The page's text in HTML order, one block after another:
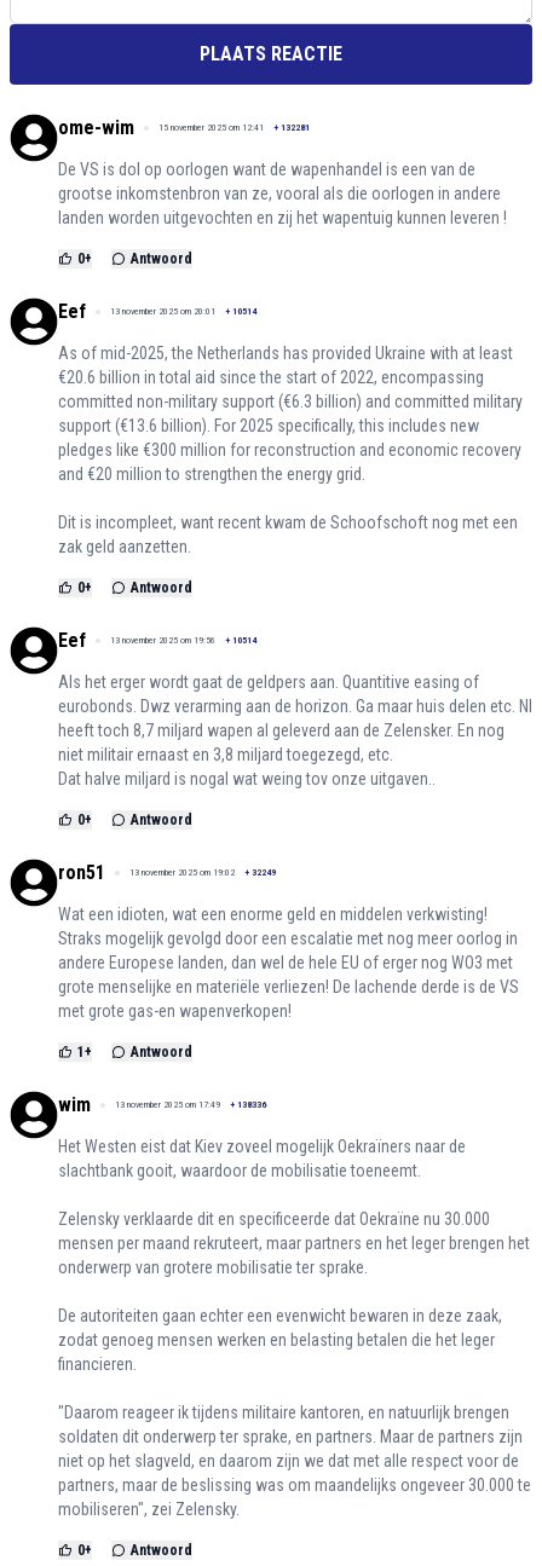
PLAATS REACTIE
ome-wim 15 november 2025 om 12:41 + 132281
De VS is dol op oorlogen want de wapenhandel is een van de
grootse inkomstenbron van ze, vooral als die oorlogen in andere
landen worden uitgevochten en zij het wapentuig kunnen leveren !
0+ Antwoord
Eef 13 november 2025 om 20:01 + 10514
As of mid-2025, the Netherlands has provided Ukraine with at least
€20.6 billion in total aid since the start of 2022, encompassing
committed non-military support (€6.3 billion) and committed military
support (€13.6 billion). For 2025 specifically, this includes new
pledges like €300 million for reconstruction and economic recovery
and €20 million to strengthen the energy grid.
Dit is incompleet, want recent kwam de Schoofschoft nog met een
zak geld aanzetten.
0+ Antwoord
Eef 13 november 2025 om 19:56 + 10514
Als het erger wordt gaat de geldpers aan. Quantitive easing of
eurobonds. Dwz verarming aan de horizon. Ga maar huis delen etc. Nl
heeft toch 8,7 miljard wapen al geleverd aan de Zelensker. En nog
niet militair ernaast en 3,8 miljard toegezegd, etc.
Dat halve miljard is nogal wat weing tov onze uitgaven..
0+ Antwoord
ron51 13 november 2025 om 19:02 + 32249
Wat een idioten, wat een enorme geld en middelen verkwisting!
Straks mogelijk gevolgd door een escalatie met nog meer oorlog in
andere Europese landen, dan wel de hele EU of erger nog WO3 met
grote menselijke en materiële verliezen! De lachende derde is de VS
met grote gas-en wapenverkopen!
1 + Antwoord
wim 13 november 2025 om 17:49 + 138336
Het Westen eist dat Kiev zoveel mogelijk Oekraïners naar de
slachtbank gooit, waardoor de mobilisatie toeneemt.
Zelensky verklaarde dit en specificeerde dat Oekraïne nu 30.000
mensen per maand rekruteert, maar partners en het leger brengen het
onderwerp van grotere mobilisatie ter sprake.
De autoriteiten gaan echter een evenwicht bewaren in deze zaak,
zodat genoeg mensen werken en belasting betalen die het leger
financieren.
"Daarom reageer ik tijdens militaire kantoren, en natuurlijk brengen
soldaten dit onderwerp ter sprake, en partners. Maar de partners zijn
niet op het slagveld, en daarom zijn we dat met alle respect voor de
partners, maar de beslissing was om maandelijks ongeveer 30.000 te
mobiliseren", zei Zelensky.
0+ Antwoord